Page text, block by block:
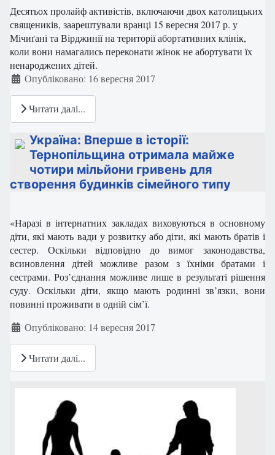
Десятьох пролайф активістів, включаючи двох католицьких
священиків, заарештували вранці 15 вересня 2017 р. у
Мічиґані та Вірджинії на території абортативних клінік,
коли вони намагались переконати жінок не абортувати їх
ненароджених дітей.
ДеталіОпубліковано: 16 вересня 2017
Читати далі...
Україна: Вперше в історії:
Тернопільщина отримала майже
чотири мільйони гривень для
створення будинків сімейного типу
«Наразі в інтернатних закладах виховуються в основному
діти, які мають вади у розвитку або діти, які мають братів і
сестер. Оскільки відповідно до вимог законодавства,
всиновлення дітей можливе разом з їхніми братами і
сестрами. Роз’єднання можливе лише в результаті рішення
суду. Оскільки діти, якщо мають родинні зв’язки, вони
повинні проживати в одній сім’ї.
ДеталіОпубліковано: 14 вересня 2017
Читати далі...